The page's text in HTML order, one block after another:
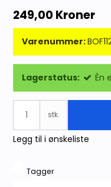
249,00 Kroner
Varenummer:
Lagerstatus: Én
stk.
Legg til i ønskeliste
Tagger